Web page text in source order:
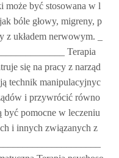
może być stosowana w l
bóle głowy, migreny, p
układem nerwowym. _
Terapia
się na pracy z narząd
technik manipulacyjnyc
i przywrócić równo
być pomocne w leczeniu
i innych związanych z